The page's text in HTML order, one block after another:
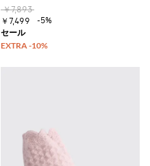
￥7,893
￥7,499
-5%